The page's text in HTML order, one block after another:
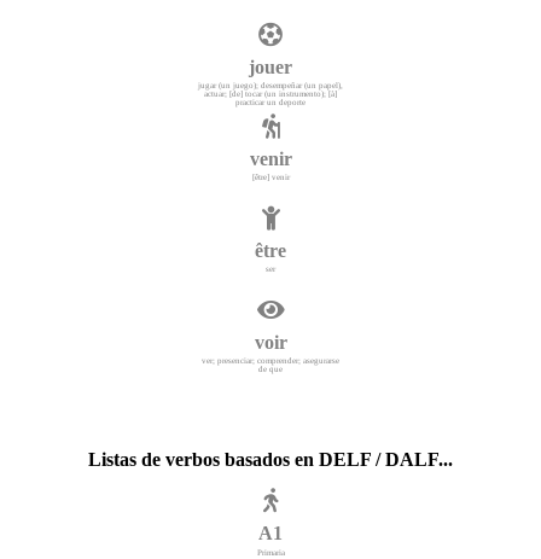
jouer
jugar (un juego); desempeñar (un papel),
actuar; [de] tocar (un instrumento); [à]
practicar un deporte
venir
[être] venir
être
ser
voir
ver; presenciar; comprender; asegurarse
de que
Listas de verbos basados en DELF / DALF...
A1
Primaria